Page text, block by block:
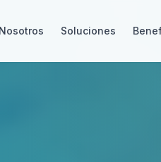
Nosotros Soluciones